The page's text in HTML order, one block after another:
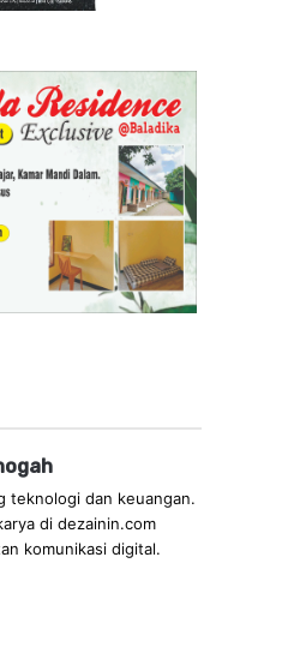
teknologi dan keuangan.
di dezainin.com
komunikasi digital.